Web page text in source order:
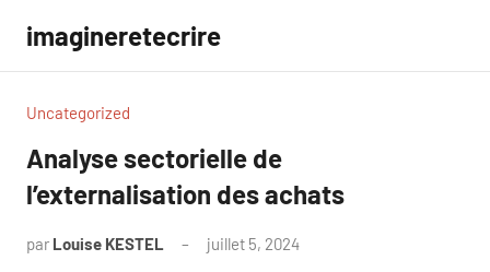
contenu
imagineretecrire
Uncategorized
Analyse sectorielle de
l’externalisation des achats
par Louise KESTEL juillet 5, 2024